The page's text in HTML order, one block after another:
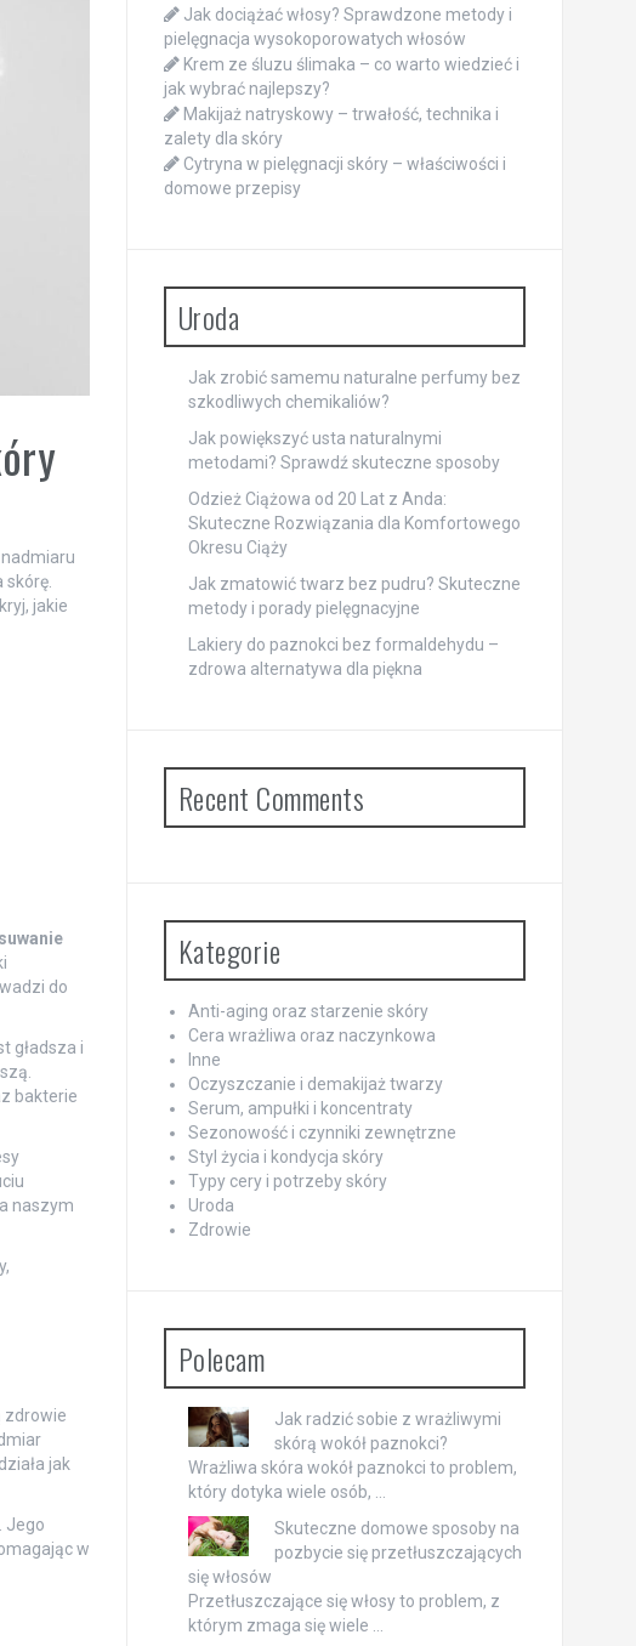
jakie
do
gładsza i
bakterie
naszym
zdrowie
jak
Jego
w
Jak dociążać włosy? Sprawdzone metody i
pielęgnacja wysokoporowatych włosów
Krem ze śluzu ślimaka – co warto wiedzieć i
jak wybrać najlepszy?
Makijaż natryskowy – trwałość, technika i
zalety dla skóry
Cytryna w pielęgnacji skóry – właściwości i
domowe przepisy
Uroda
Jak zrobić samemu naturalne perfumy bez
szkodliwych chemikaliów?
Jak powiększyć usta naturalnymi
metodami? Sprawdź skuteczne sposoby
Odzież Ciążowa od 20 Lat z Anda:
Skuteczne Rozwiązania dla Komfortowego
Okresu Ciąży
Jak zmatowić twarz bez pudru? Skuteczne
metody i porady pielęgnacyjne
Lakiery do paznokci bez formaldehydu –
zdrowa alternatywa dla piękna
Recent Comments
Kategorie
Anti-aging oraz starzenie skóry
Cera wrażliwa oraz naczynkowa
Inne
Oczyszczanie i demakijaż twarzy
Serum, ampułki i koncentraty
Sezonowość i czynniki zewnętrzne
Styl życia i kondycja skóry
Typy cery i potrzeby skóry
Uroda
Zdrowie
Polecam
Jak radzić sobie z wrażliwymi
skórą wokół paznokci?
Wrażliwa skóra wokół paznokci to problem,
który dotyka wiele osób, …
Skuteczne domowe sposoby na
pozbycie się przetłuszczających
się włosów
Przetłuszczające się włosy to problem, z
którym zmaga się wiele …